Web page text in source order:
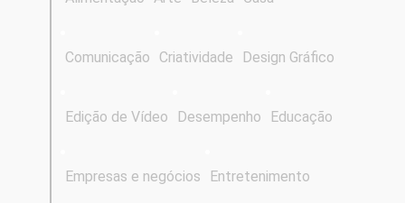
Comunicação Criatividade Design Gráfico
Edição de Vídeo Desempenho Educação
Empresas e negócios Entretenimento